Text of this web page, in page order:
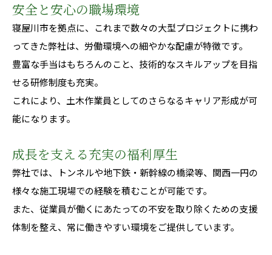
安全と安心の職場環境
寝屋川市を拠点に、これまで数々の大型プロジェクトに携わ
ってきた弊社は、労働環境への細やかな配慮が特徴です。
豊富な手当はもちろんのこと、技術的なスキルアップを目指
せる研修制度も充実。
これにより、土木作業員としてのさらなるキャリア形成が可
能になります。
成長を支える充実の福利厚生
弊社では、トンネルや地下鉄・新幹線の橋梁等、関西一円の
様々な施工現場での経験を積むことが可能です。
また、従業員が働くにあたっての不安を取り除くための支援
体制を整え、常に働きやすい環境をご提供しています。